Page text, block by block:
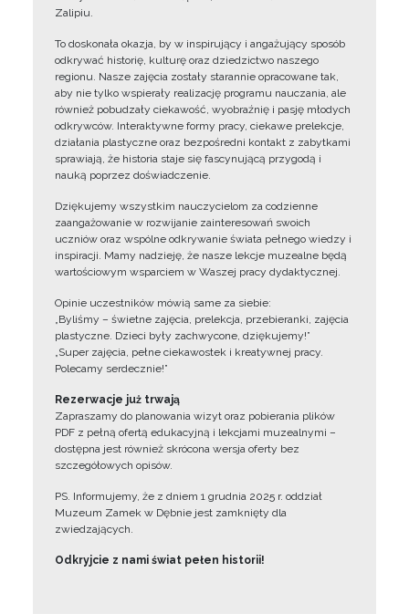
Zalipiu.
To doskonała okazja, by w inspirujący i angażujący sposób
odkrywać historię, kulturę oraz dziedzictwo naszego
regionu. Nasze zajęcia zostały starannie opracowane tak,
aby nie tylko wspierały realizację programu nauczania, ale
również pobudzały ciekawość, wyobraźnię i pasję młodych
odkrywców. Interaktywne formy pracy, ciekawe prelekcje,
działania plastyczne oraz bezpośredni kontakt z zabytkami
sprawiają, że historia staje się fascynującą przygodą i
nauką poprzez doświadczenie.
Dziękujemy wszystkim nauczycielom za codzienne
zaangażowanie w rozwijanie zainteresowań swoich
uczniów oraz wspólne odkrywanie świata pełnego wiedzy i
inspiracji. Mamy nadzieję, że nasze lekcje muzealne będą
wartościowym wsparciem w Waszej pracy dydaktycznej.
Opinie uczestników mówią same za siebie:
„Byliśmy – świetne zajęcia, prelekcja, przebieranki, zajęcia
plastyczne. Dzieci były zachwycone, dziękujemy!”
„Super zajęcia, pełne ciekawostek i kreatywnej pracy.
Polecamy serdecznie!”
Rezerwacje już trwają
Zapraszamy do planowania wizyt oraz pobierania plików
PDF z pełną ofertą edukacyjną i lekcjami muzealnymi –
dostępna jest również skrócona wersja oferty bez
szczegółowych opisów.
PS. Informujemy, że z dniem 1 grudnia 2025 r. oddział
Muzeum Zamek w Dębnie jest zamknięty dla
zwiedzających.
Odkryjcie z nami świat pełen historii!